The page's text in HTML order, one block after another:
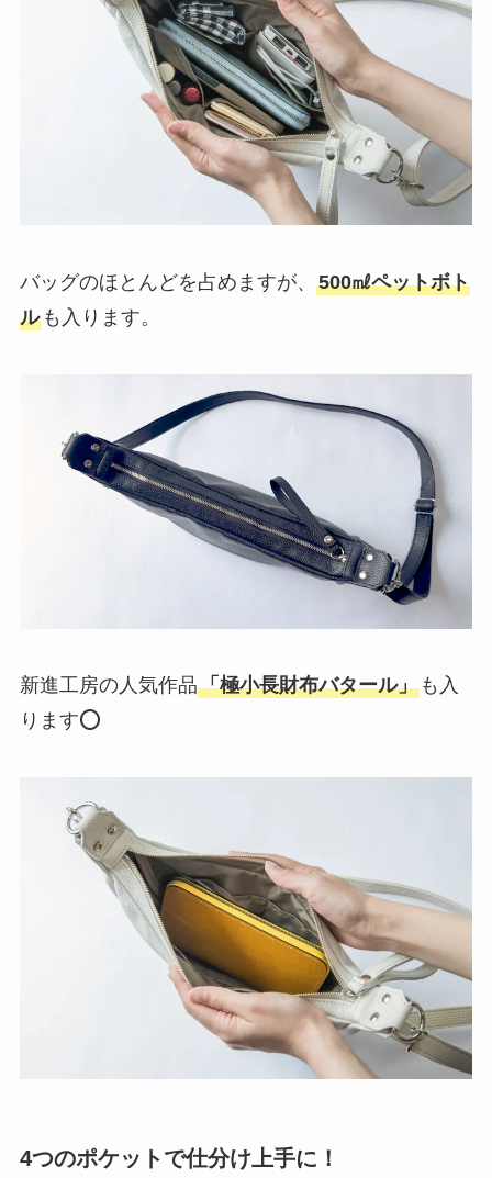
バッグのほとんどを占めますが、 500㎖ペットボト
ルも入ります。
新進工房の人気作品「極小長財布バタール」も入
ります⭕
4つのポケットで仕分け上手に！